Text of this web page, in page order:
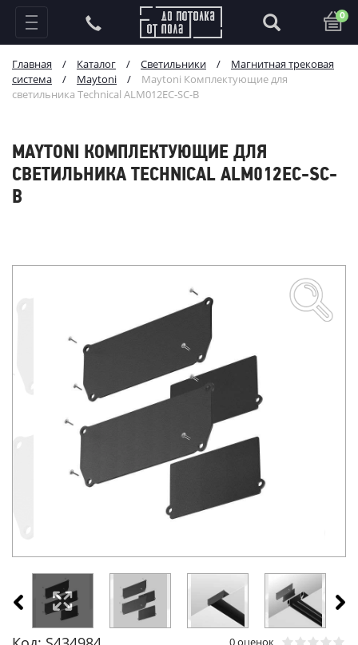
0
Главная / Каталог / Светильники /
Магнитная трековая
система
/ Maytoni /
Maytoni Комплектующие для
светильника Technical ALM012EC-SC-B
MAYTONI КОМПЛЕКТУЮЩИЕ ДЛЯ
СВЕТИЛЬНИКА TECHNICAL ALM012EC-SC-
B
0 оценок